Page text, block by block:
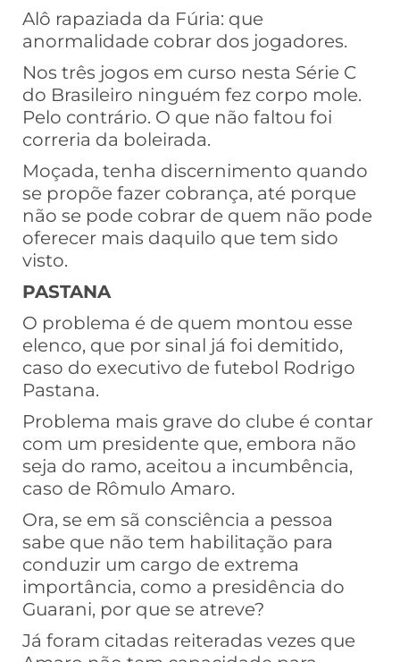
Alô rapaziada da Fúria: que
anormalidade cobrar dos jogadores.
Nos três jogos em curso nesta Série C
do Brasileiro ninguém fez corpo mole.
Pelo contrário. O que não faltou foi
correria da boleirada.
Moçada, tenha discernimento quando
se propõe fazer cobrança, até porque
não se pode cobrar de quem não pode
oferecer mais daquilo que tem sido
visto.
PASTANA
O problema é de quem montou esse
elenco, que por sinal já foi demitido,
caso do executivo de futebol Rodrigo
Pastana.
Problema mais grave do clube é contar
com um presidente que, embora não
seja do ramo, aceitou a incumbência,
caso de Rômulo Amaro.
Ora, se em sã consciência a pessoa
sabe que não tem habilitação para
conduzir um cargo de extrema
importância, como a presidência do
Guarani, por que se atreve?
Já foram citadas reiteradas vezes que